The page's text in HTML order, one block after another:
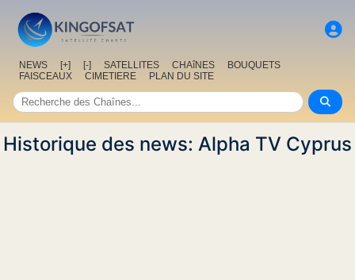
NEWS [+] [-] SATELLITES CHAîNES
BOUQUETS
FAISCEAUX
CIMETIERE PLAN DU SITE
Historique des news: Alpha TV Cyprus